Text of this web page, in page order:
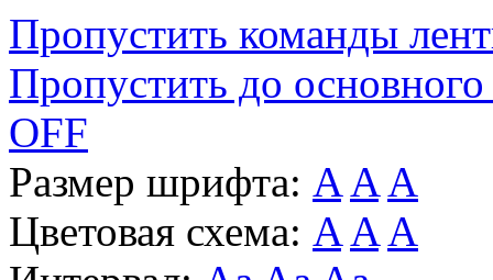
Пропустить команды
Пропустить до основного
OFF
Размер шрифта: A A A
Цветовая схема: A A A